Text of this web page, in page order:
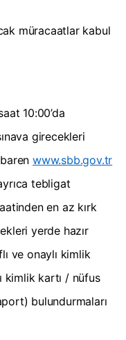
müracaatlar kabul
10:00’da
girecekleri
www.sbb.gov.tr
tebligat
en az kırk
yerde hazır
ve onaylı kimlik
kimlik kartı / nüfus
bulundurmaları